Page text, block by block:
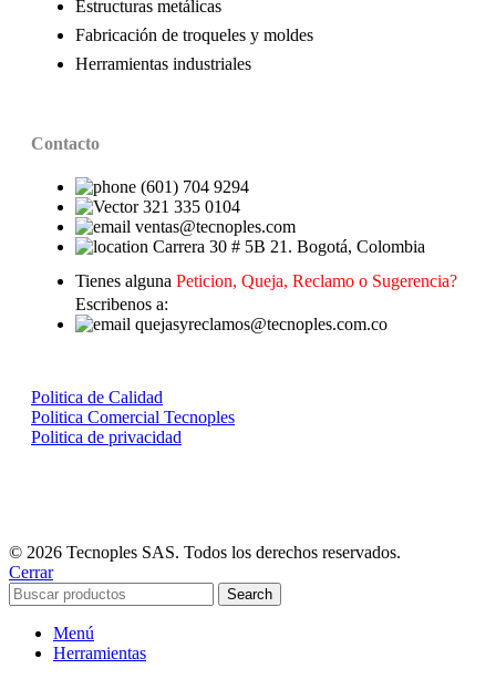
Estructuras metálicas
Fabricación de troqueles y moldes
Herramientas industriales
Contacto
(601) 704 9294
321 335 0104
ventas@tecnoples.com
Carrera 30 # 5B 21. Bogotá, Colombia
Tienes alguna Peticion, Queja, Reclamo o Sugerencia?
Escribenos a:
quejasyreclamos@tecnoples.com.co
Politica de Calidad
Politica Comercial Tecnoples
Politica de privacidad
© 2026 Tecnoples SAS. Todos los derechos reservados.
Cerrar
Search
Menú
Herramientas